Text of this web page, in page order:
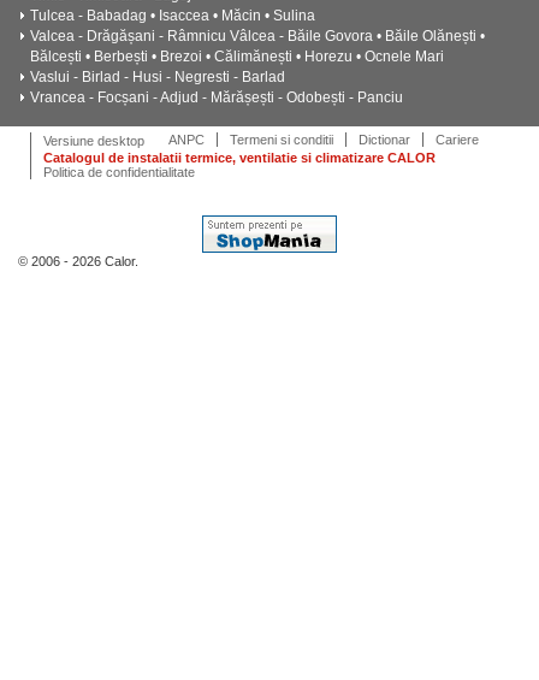
Tulcea - Babadag • Isaccea • Măcin • Sulina
Valcea - Drăgășani - Râmnicu Vâlcea - Băile Govora • Băile Olănești •
Bălcești • Berbești • Brezoi • Călimănești • Horezu • Ocnele Mari
Vaslui - Birlad - Husi - Negresti - Barlad
Vrancea - Focșani - Adjud - Mărășești - Odobești - Panciu
Versiune desktop ANPC Termeni si conditii Dictionar
Cariere
Catalogul de instalatii termice, ventilatie si climatizare CALOR
Politica de confidentialitate
© 2006 - 2026 Calor.